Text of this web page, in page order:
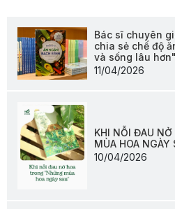
Bác sĩ chuyên
chia sẻ chế độ
và sống lâu hơn"
11/04/2026
KHI NỖI ĐAU
MÙA HOA NGÀY
10/04/2026